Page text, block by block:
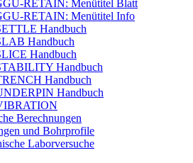
RETAIN: Menütitel Blatt
RETAIN: Menütitel Info
Handbuch
Handbuch
Handbuch
Handbuch
Handbuch
Handbuch
Berechnungen
und Bohrprofile
Laborversuche